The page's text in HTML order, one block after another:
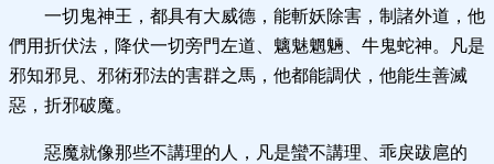
一切鬼神王，都具有大威德，能斬妖除害，制諸外道，他
們用折伏法，降伏一切旁門左道、魑魅魍魎、牛鬼蛇神。凡是
邪知邪見、邪術邪法的害群之馬，他都能調伏，他能生善滅
惡，折邪破魔。
惡魔就像那些不講理的人，凡是蠻不講理、乖戾跋扈的